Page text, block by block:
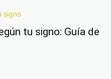
tu signo: Guía de